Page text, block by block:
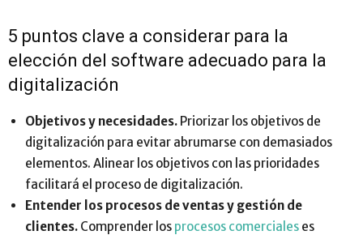
5 puntos clave a considerar para la
elección del software adecuado para la
digitalización
Objetivos y necesidades. Priorizar los objetivos de
digitalización para evitar abrumarse con demasiados
elementos. Alinear los objetivos con las prioridades
facilitará el proceso de digitalización.
Entender los procesos de ventas y gestión de
clientes. Comprender los procesos comerciales es